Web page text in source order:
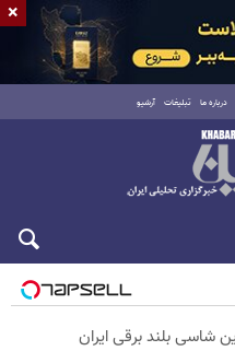
درباره ما تبلیغات آرشیو
×